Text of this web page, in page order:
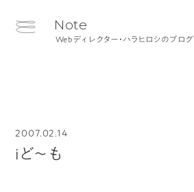
Note
Webディレクター・ハラヒロシのブログ
2007.02.14
iど～も